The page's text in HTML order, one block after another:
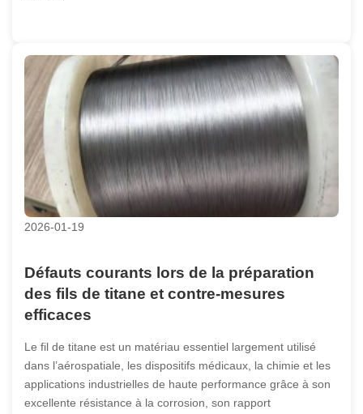
2026-01-19
Défauts courants lors de la préparation
des fils de titane et contre-mesures
efficaces
Le fil de titane est un matériau essentiel largement utilisé
dans l’aérospatiale, les dispositifs médicaux, la chimie et les
applications industrielles de haute performance grâce à son
excellente résistance à la corrosion, son rapport